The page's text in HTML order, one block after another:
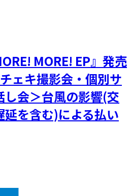
MORE! EP』発売
ェキ撮影会・個別サ
会＞台風の影響(交
を含む)による払い